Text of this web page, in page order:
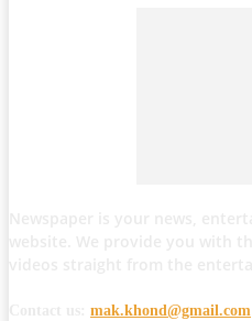
mak.khond@gmail.com